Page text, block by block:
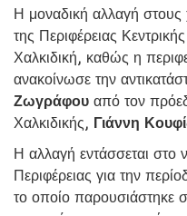
Η μοναδική αλλαγή στους
της Περιφέρειας
Χαλκιδική, καθώς η
ανακοίνωσε την
Ζωγράφου από τον
Χαλκιδικής, Γιάννη
Η αλλαγή εντάσσεται στο
Περιφέρειας για την
το οποίο παρουσιάστηκε